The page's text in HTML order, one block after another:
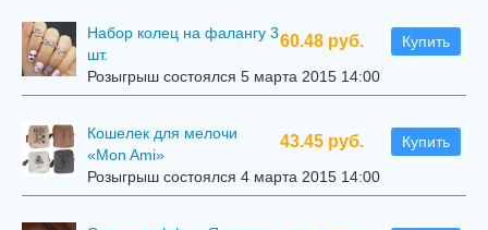
60.48 руб. Купить
Набор колец на фалангу 3
шт.
Розыгрыш состоялся 5 марта 2015 14:00
43.45 руб. Купить
Кошелек для мелочи
«Mon Ami»
Розыгрыш состоялся 4 марта 2015 14:00